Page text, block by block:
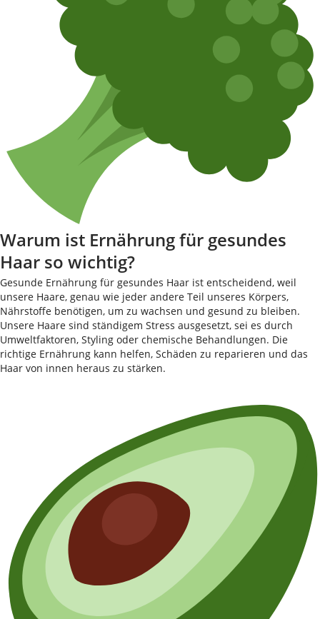
Warum ist Ernährung für gesundes
Haar so wichtig?
Gesunde Ernährung für gesundes Haar ist entscheidend, weil
unsere Haare, genau wie jeder andere Teil unseres Körpers,
Nährstoffe benötigen, um zu wachsen und gesund zu bleiben.
Unsere Haare sind ständigem Stress ausgesetzt, sei es durch
Umweltfaktoren, Styling oder chemische Behandlungen. Die
richtige Ernährung kann helfen, Schäden zu reparieren und das
Haar von innen heraus zu stärken.